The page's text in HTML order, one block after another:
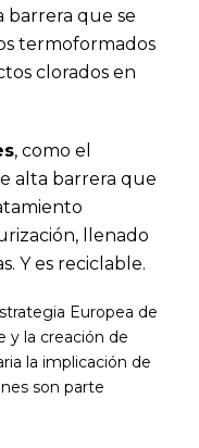
barrera que se
termoformados
clorados en
, como el
alta barrera que
llenado
Y es reciclable.
Europea de
y la creación de
la implicación de
son parte